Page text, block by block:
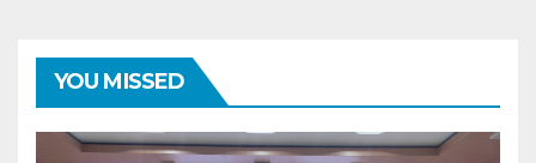
YOU MISSED